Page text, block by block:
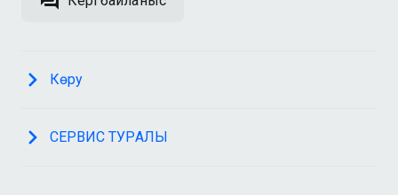
Көру
СЕРВИС ТУРАЛЫ